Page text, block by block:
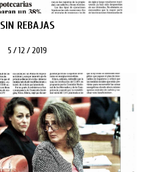
SIN REBAJAS
5 / 12 / 2019